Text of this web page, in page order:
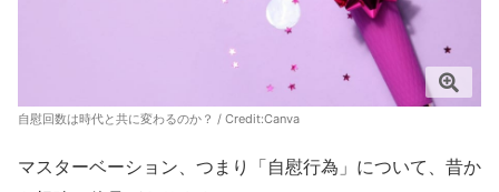
自慰回数は時代と共に変わるのか？ / Credit:Canva
マスターベーション、つまり「自慰行為」について、昔か